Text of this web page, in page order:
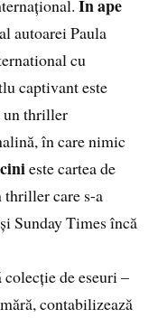
În ape
autoarei Paula
cu
captivant este
un thriller
în care nimic
este cartea de
thriller care s-a
Sunday Times încă
de eseuri –
contabilizează